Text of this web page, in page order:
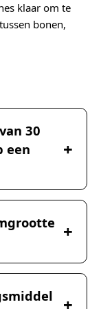
klaar om te
bonen,
30
een